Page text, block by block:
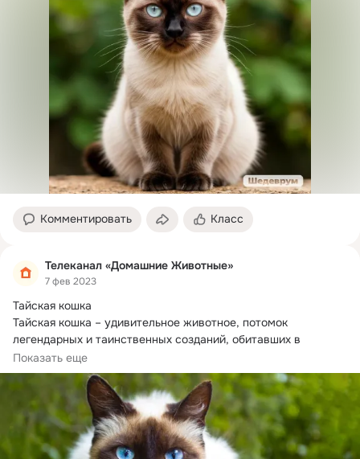
Комментировать Класс
Телеканал «Домашние Животные»
7 фев 2023
Тайская кошка
Тайская кошка – удивительное животное, потомок
легендарных и таинственных созданий, обитавших в
древней Аюттайе – давно...
Показать еще